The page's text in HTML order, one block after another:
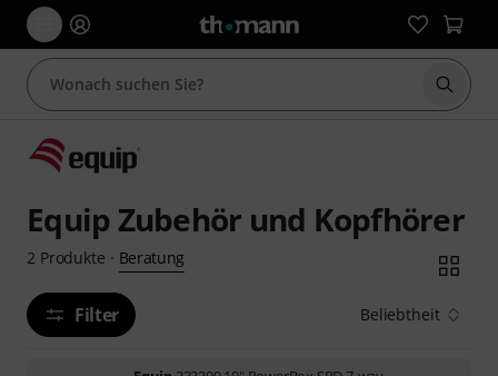
Suche
Equip Zubehör und Kopfhörer
2 Produkte · Beratung
Filter Beliebtheit